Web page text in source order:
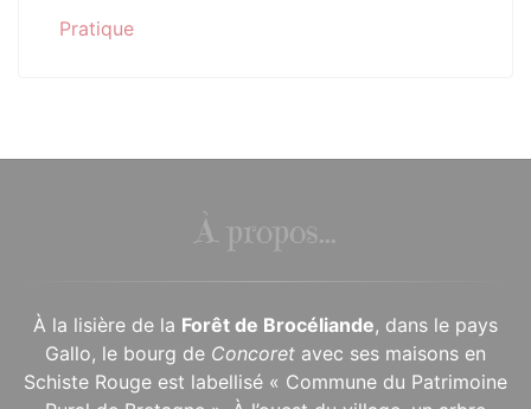
Pratique
À propos...
À la lisière de la Forêt de Brocéliande, dans le pays
Gallo, le bourg de Concoret avec ses maisons en
Schiste Rouge est labellisé « Commune du Patrimoine